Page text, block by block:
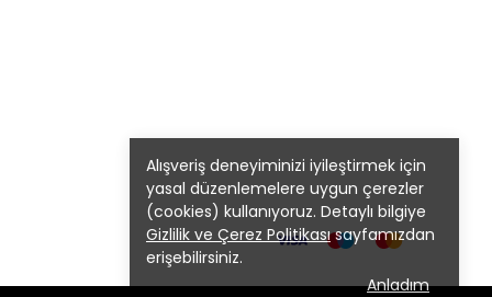
Alışveriş deneyiminizi iyileştirmek için
yasal düzenlemelere uygun çerezler
(cookies) kullanıyoruz. Detaylı bilgiye
Gizlilik ve Çerez Politikasısayfamızdan
erişebilirsiniz.
Anladım